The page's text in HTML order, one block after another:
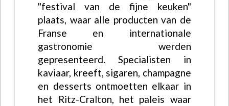
"festival van de fijne keuken"
plaats, waar alle producten van de
Franse en internationale
gastronomie werden
gepresenteerd. Specialisten in
kaviaar, kreeft, sigaren, champagne
en desserts ontmoetten elkaar in
het Ritz-Cralton, het paleis waar